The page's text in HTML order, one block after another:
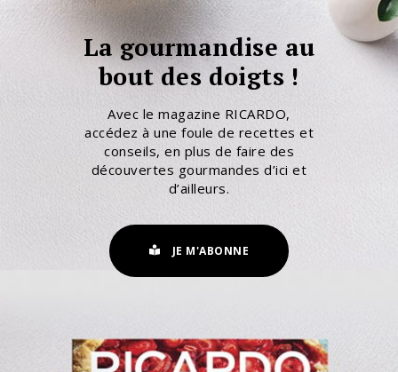
La gourmandise au
bout des doigts !
Avec le magazine RICARDO,
accédez à une foule de recettes et
conseils, en plus de faire des
découvertes gourmandes d’ici et
d’ailleurs.
JE M'ABONNE